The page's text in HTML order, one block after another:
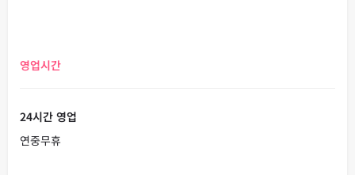
영업시간
24시간 영업
연중무휴